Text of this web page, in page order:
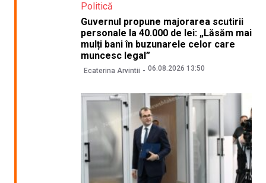
Politică
Guvernul propune majorarea scutirii
personale la 40.000 de lei: „Lăsăm mai
mulți bani în buzunarele celor care
muncesc legal”
Ecaterina Arvintii 06.08.2026 13:50